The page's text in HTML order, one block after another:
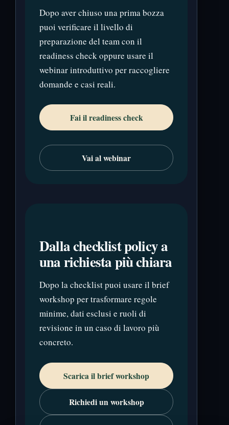
Dopo aver chiuso una prima bozza
puoi verificare il livello di
preparazione del team con il
readiness check oppure usare il
webinar introduttivo per raccogliere
domande e casi reali.
Fai il readiness check
Vai al webinar
Dalla checklist policy a
una richiesta più chiara
Dopo la checklist puoi usare il brief
workshop per trasformare regole
minime, dati esclusi e ruoli di
revisione in un caso di lavoro più
concreto.
Scarica il brief workshop
Richiedi un workshop